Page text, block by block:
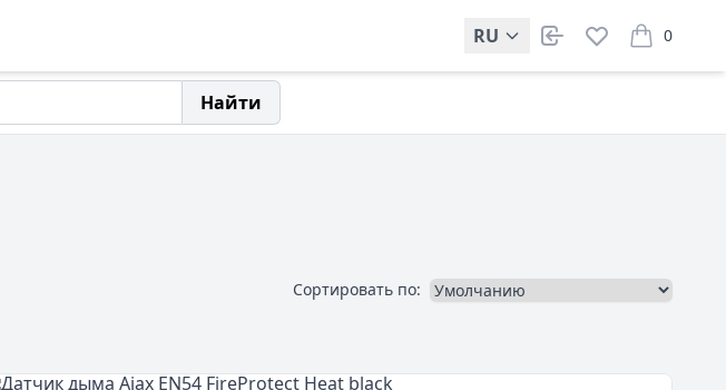
RU 0
items in
Найти
Сортировать по: